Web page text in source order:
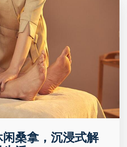
桑拿，沉浸式解